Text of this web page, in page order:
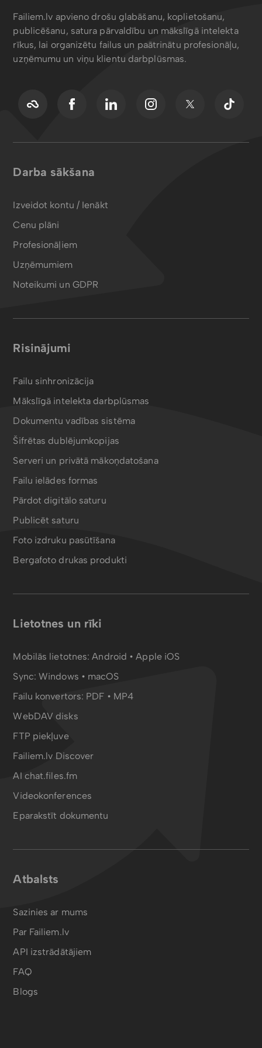
Failiem.lv apvieno drošu glabāšanu, koplietošanu,
publicēšanu, satura pārvaldību un mākslīgā intelekta
rīkus, lai organizētu failus un paātrinātu profesionāļu,
uzņēmumu un viņu klientu darbplūsmas.
Darba sākšana
Izveidot kontu / Ienākt
Cenu plāni
Profesionāļiem
Uzņēmumiem
Noteikumi un GDPR
Risinājumi
Failu sinhronizācija
Mākslīgā intelekta darbplūsmas
Dokumentu vadības sistēma
Šifrētas dublējumkopijas
Serveri un privātā mākoņdatošana
Failu ielādes formas
Pārdot digitālo saturu
Publicēt saturu
Foto izdruku pasūtīšana
Bergafoto drukas produkti
Lietotnes un rīki
Mobilās lietotnes:Android •Apple iOS
Sync:Windows • macOS
Failu konvertors: PDF • MP4
WebDAV disks
FTP piekļuve
Failiem.lv Discover
AI chat.files.fm
Videokonferences
Eparakstīt dokumentu
Atbalsts
Sazinies ar mums
Par Failiem.lv
API izstrādātājiem
FAQ
Blogs